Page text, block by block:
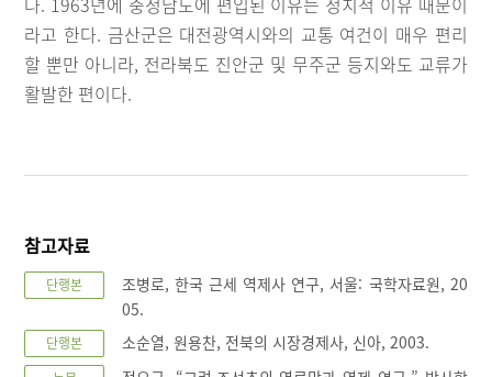
라고 한다. 금산군은 대전광역시와의 교통 여건이 매우 편리
할 뿐만 아니라, 전라북도 진안군 및 무주군 등지와도 교류가
활발한 편이다.
참고자료
단행본
조병로, 한국 근세 역제사 연구, 서울: 국학자료원, 20
05.
단행본 소순열, 원용찬, 전북의 시장경제사, 신아, 2003.